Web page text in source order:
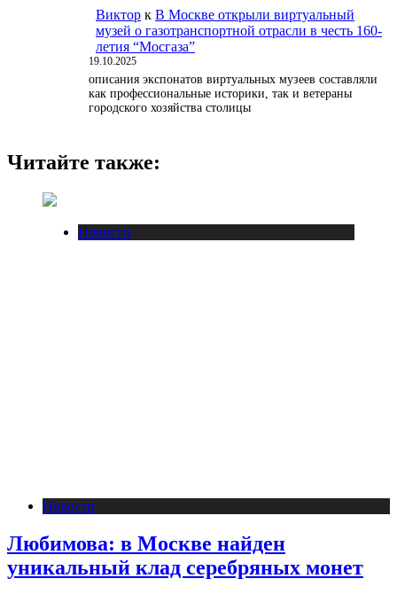
Виктор к В Москве открыли виртуальный
музей о газотранспортной отрасли в честь 160-
летия “Мосгаза”
19.10.2025
описания экспонатов виртуальных музеев составляли
как профессиональные историки, так и ветераны
городского хозяйства столицы
Читайте также:
Новости
Новости
Любимова: в Москве найден
уникальный клад серебряных монет